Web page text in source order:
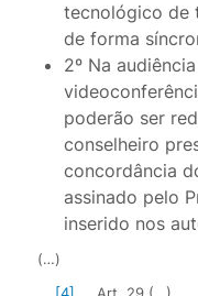
tecnológico de
de forma
2º Na
poderão ser
conselheiro
concordância
assinado pelo
inserido nos
(…)